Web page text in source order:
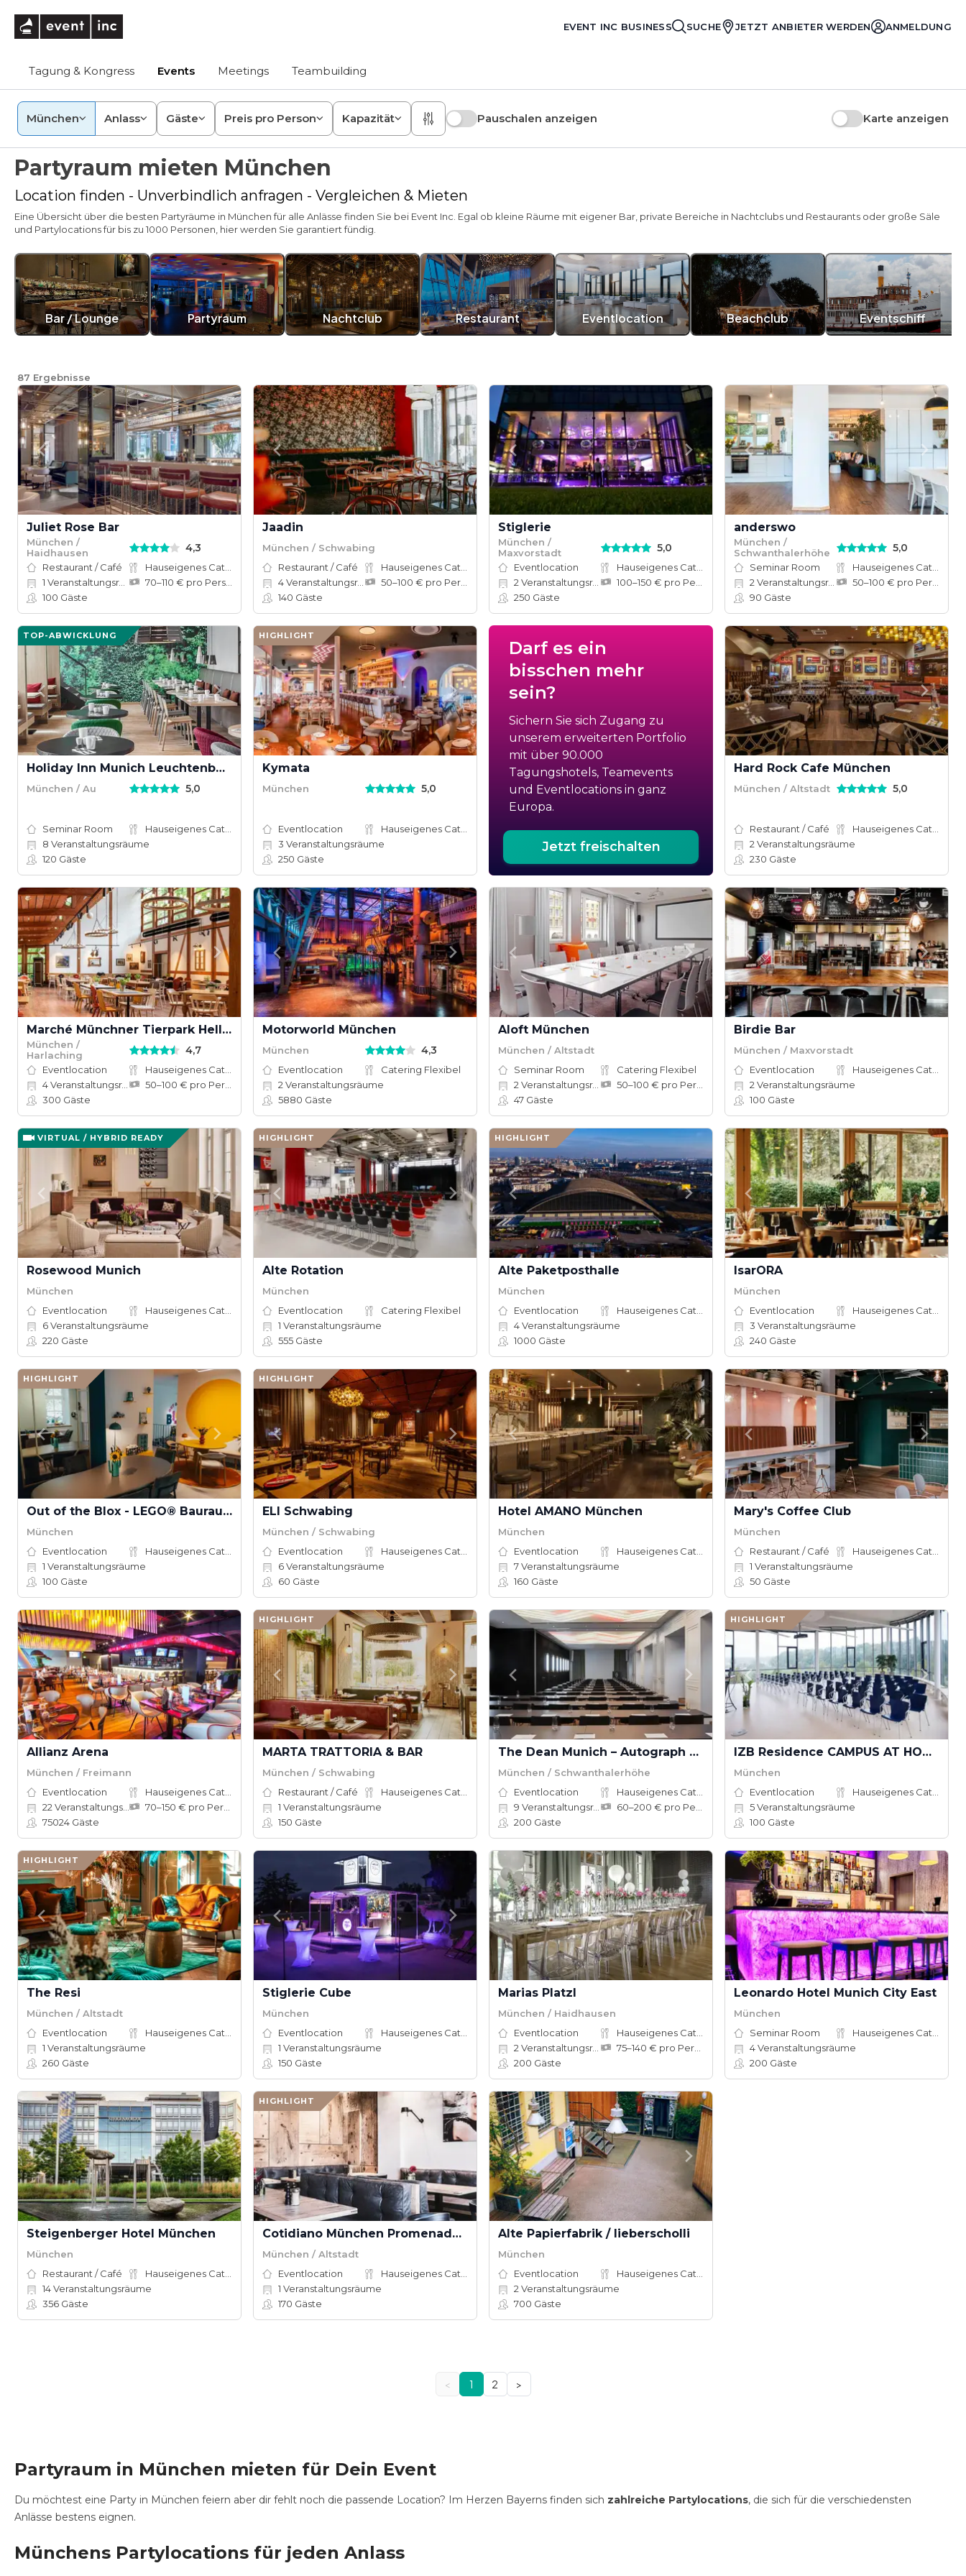
EVENT INC BUSINESS SUCHE JETZT ANBIETER WERDEN ANMELDUNG
Tagung & Kongress Events Meetings Teambuilding
München Anlass Gäste Preis pro Person Kapazität Pauschalen anzeigen Karte anzeigen
Partyraum mieten München
Location finden - Unverbindlich anfragen - Vergleichen & Mieten
Eine Übersicht über die besten Partyräume in München für alle Anlässe finden Sie bei Event Inc. Egal ob kleine Räume mit eigener Bar, private Bereiche in Nachtclubs und Restaurants oder große Säle
und Partylocations für bis zu 1000 Personen, hier werden Sie garantiert fündig.
Bar / Lounge Partyraum Nachtclub Restaurant Eventlocation Beachclub Eventschiff
87 Ergebnisse
Juliet Rose Bar
München /
Haidhausen
4,3
Restaurant / Café
1 Veranstaltungsräume
100 Gäste
Jaadin
München / Schwabing
Restaurant / Café
4Veranstaltungsräume
140 Gäste
Stiglerie
München /
Maxvorstadt
5,0
Eventlocation
2 Veranstaltungsräume
250 Gäste
anderswo
München /
Schwanthalerhöhe
5,0
Seminar Room
2 Veranstaltungsräume
90 Gäste
TOP-ABWICKLUNG
Holiday Inn Munich Leuchtenbergring
München / Au 5,0
Seminar Room
8 Veranstaltungsräume
120 Gäste
HIGHLIGHT
Kymata
München 5,0
Eventlocation
3 Veranstaltungsräume
250 Gäste
Darf es ein
bisschen mehr
sein?
Sichern Sie sich Zugang zu
unserem erweiterten Portfolio
mit über 90.000
Tagungshotels, Teamevents
und Eventlocations in ganz
Europa.
Jetzt freischalten
Hard Rock Cafe München
München / Altstadt 5,0
Restaurant / Café
2 Veranstaltungsräume
230 Gäste
Marché Münchner Tierpark Hellabrunn
München /
Harlaching
4,7
Eventlocation
4Veranstaltungsräume
300 Gäste
Motorworld München
München 4,3
Eventlocation
Catering Flexibel
2 Veranstaltungsräume
5880 Gäste
Aloft München
München / Altstadt
Seminar Room
Catering Flexibel
2 Veranstaltungsräume
47 Gäste
Birdie Bar
München / Maxvorstadt
Eventlocation
2 Veranstaltungsräume
100 Gäste
VIRTUAL / HYBRID READY
Rosewood Munich
München
Eventlocation
6Veranstaltungsräume
220 Gäste
HIGHLIGHT
Alte Rotation
München
Eventlocation
Catering Flexibel
1 Veranstaltungsräume
555 Gäste
HIGHLIGHT
Alte Paketposthalle
München
Eventlocation
4Veranstaltungsräume
1000 Gäste
IsarORA
München
Eventlocation
3 Veranstaltungsräume
240 Gäste
HIGHLIGHT
Out of the Blox - LEGO® Bauraum & Kreativ-Location
München
Eventlocation
1 Veranstaltungsräume
100 Gäste
HIGHLIGHT
ELI Schwabing
München / Schwabing
Eventlocation
6Veranstaltungsräume
60 Gäste
Hotel AMANO München
München
Eventlocation
7Veranstaltungsräume
160 Gäste
Mary's Coffee Club
München
Restaurant / Café
1 Veranstaltungsräume
50 Gäste
Allianz Arena
München / Freimann
Eventlocation
22 Veranstaltungsräume
75024 Gäste
HIGHLIGHT
MARTA TRATTORIA & BAR
München / Schwabing
Restaurant / Café
1 Veranstaltungsräume
150 Gäste
The Dean Munich – Autograph Collection
München / Schwanthalerhöhe
Eventlocation
9 Veranstaltungsräume
200 Gäste
HIGHLIGHT
IZB Residence CAMPUS AT HOME
München
Eventlocation
5Veranstaltungsräume
100 Gäste
HIGHLIGHT
The Resi
München / Altstadt
Eventlocation
1 Veranstaltungsräume
260 Gäste
Stiglerie Cube
München
Eventlocation
1 Veranstaltungsräume
150 Gäste
Marias Platzl
München / Haidhausen
Eventlocation
2 Veranstaltungsräume
200 Gäste
Leonardo Hotel Munich City East
München
Seminar Room
4Veranstaltungsräume
200 Gäste
Steigenberger Hotel München
München
Restaurant / Café
14Veranstaltungsräume
356 Gäste
HIGHLIGHT
Cotidiano München Promenadenplatz
München / Altstadt
Eventlocation
1 Veranstaltungsräume
170 Gäste
Alte Papierfabrik / lieberscholli
München
Eventlocation
2 Veranstaltungsräume
700 Gäste
< 1 2 >
Partyraum in München mieten für Dein Event
Du möchtest eine Party in München feiern aber dir fehlt noch die passende Location? Im Herzen Bayerns finden sich zahlreiche Partylocations, die sich für die verschiedensten
Anlässe bestens eignen.
Münchens Partylocations für jeden Anlass